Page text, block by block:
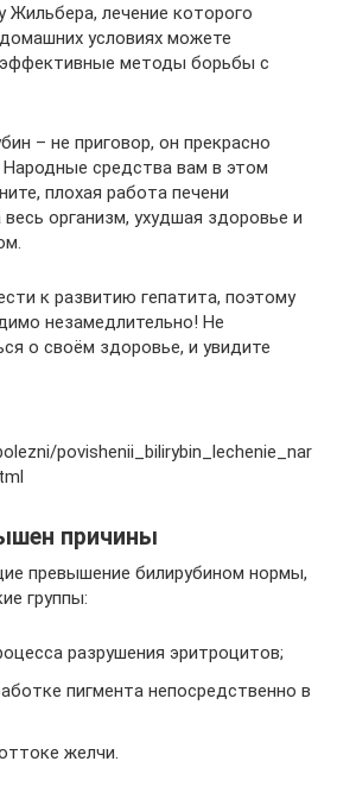
Жильбера, лечение которого
условиях можете
методы борьбы с
– не приговор, он прекрасно
средства вам в этом
плохая работа печени
организм, ухудшая здоровье и
к развитию гепатита, поэтому
незамедлительно! Не
о своём здоровье, и увидите
povishenii_bilirybin_lechenie_nar
причины
превышение билирубином нормы,
группы:
разрушения эритроцитов;
пигмента непосредственно в
желчи.